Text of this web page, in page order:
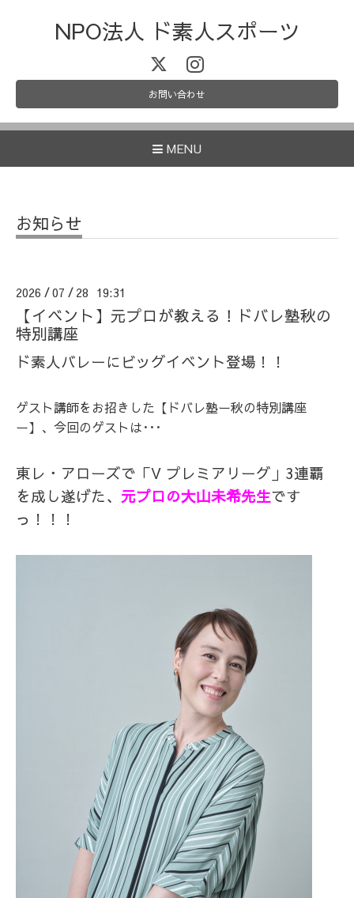
NPO法人 ド素人スポーツ
お問い合わせ
MENU
お知らせ
2026 /07 / 28 19:31
【イベント】元プロが教える！ドバレ塾秋の
特別講座
ド素人バレーにビッグイベント登場！！
ゲスト講師をお招きした【ドバレ塾ー秋の特別講座
ー】、今回のゲストは･･･
東レ・アローズで「V プレミアリーグ」3連覇
を成し遂げた、 元プロの大山未希先生です
っ！！！